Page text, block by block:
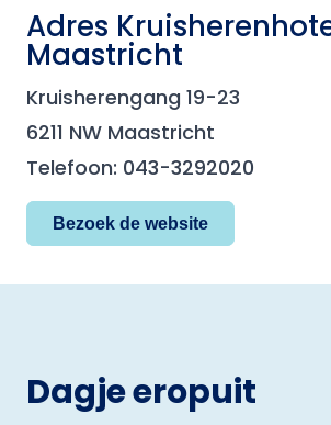
Adres
Maastricht
Kruisherengang 19-23
6211 NW Maastricht
Telefoon: 043-3292020
Bezoek de website
Dagje eropuit